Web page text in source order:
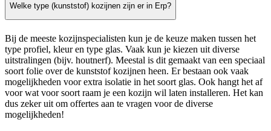
Welke type (kunststof) kozijnen zijn er in Erp?
Bij de meeste kozijnspecialisten kun je de keuze maken tussen het
type profiel, kleur en type glas. Vaak kun je kiezen uit diverse
uitstralingen (bijv. houtnerf). Meestal is dit gemaakt van een speciaal
soort folie over de kunststof kozijnen heen. Er bestaan ook vaak
mogelijkheden voor extra isolatie in het soort glas. Ook hangt het af
voor wat voor soort raam je een kozijn wil laten installeren. Het kan
dus zeker uit om offertes aan te vragen voor de diverse
mogelijkheden!